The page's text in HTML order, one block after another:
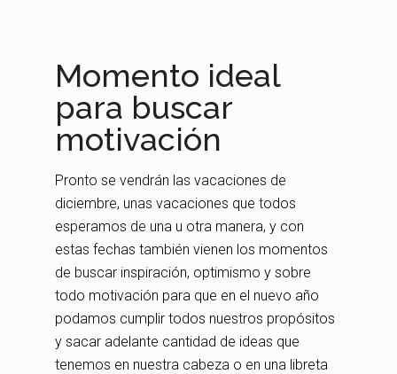
Momento ideal
para buscar
motivación
Pronto se vendrán las vacaciones de
diciembre, unas vacaciones que todos
esperamos de una u otra manera, y con
estas fechas también vienen los momentos
de buscar inspiración, optimismo y sobre
todo motivación para que en el nuevo año
podamos cumplir todos nuestros propósitos
y sacar adelante cantidad de ideas que
tenemos en nuestra cabeza o en una libreta